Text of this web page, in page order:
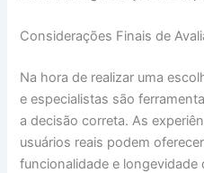
Considerações Finais de
Na hora de realizar uma
e especialistas são
a decisão correta. As
usuários reais podem
funcionalidade e